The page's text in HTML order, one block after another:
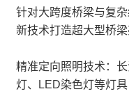
针对大跨度桥梁与复
新技术打造超大型桥梁
精准定向照明技术：
灯、LED染色灯等灯